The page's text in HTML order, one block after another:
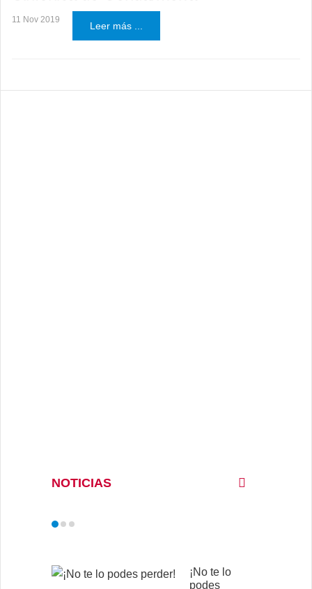
11 Nov 2019
Leer más ...
NOTICIAS
¡No te lo
podes